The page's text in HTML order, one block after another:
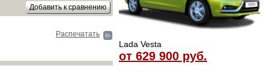
Lada Vesta
от 629 900 руб.
Распечатать